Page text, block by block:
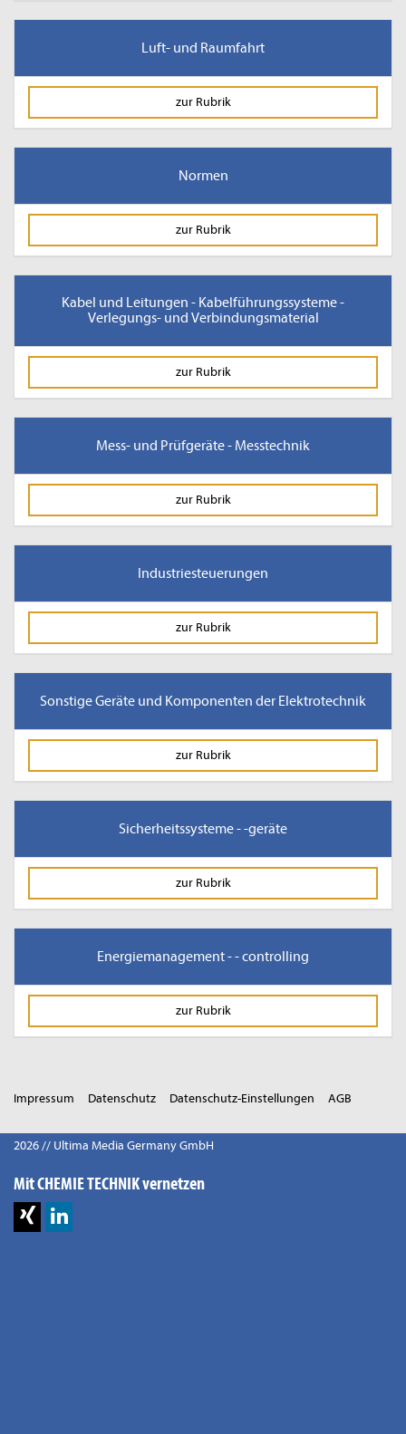
Luft- und Raumfahrt
zur Rubrik
Normen
zur Rubrik
Kabel und Leitungen - Kabelführungssysteme -
Verlegungs- und Verbindungsmaterial
zur Rubrik
Mess- und Prüfgeräte - Messtechnik
zur Rubrik
Industriesteuerungen
zur Rubrik
Sonstige Geräte und Komponenten der Elektrotechnik
zur Rubrik
Sicherheitssysteme - -geräte
zur Rubrik
Energiemanagement - - controlling
zur Rubrik
Impressum Datenschutz Datenschutz-Einstellungen AGB
2026 // Ultima Media Germany GmbH
Mit CHEMIE TECHNIK vernetzen